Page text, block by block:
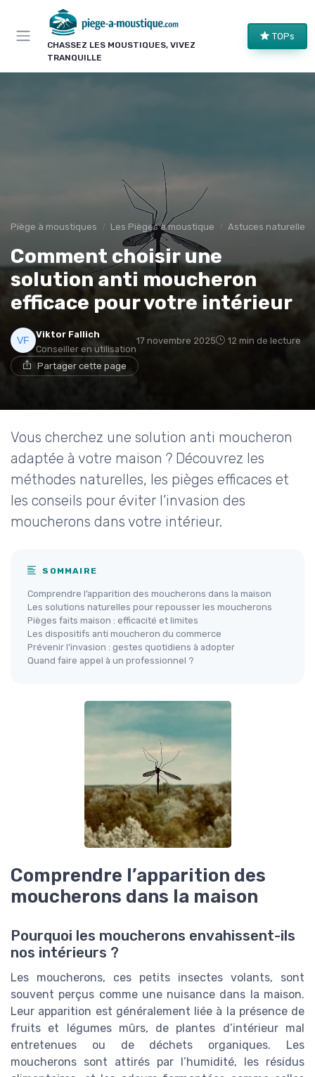
CHASSEZ LES MOUSTIQUES, VIVEZ
TRANQUILLE
TOPs
Piège à moustiques Les Pièges à moustique Astuces naturelles
Comment choisir une
solution anti moucheron
efficace pour votre intérieur
Viktor Fallich
Conseiller en utilisation
17 novembre 2025 12 min de lecture
Partager cette page
Vous cherchez une solution anti moucheron
adaptée à votre maison ? Découvrez les
méthodes naturelles, les pièges efficaces et
les conseils pour éviter l’invasion des
moucherons dans votre intérieur.
SOMMAIRE
Comprendre l’apparition des moucherons dans la maison
Les solutions naturelles pour repousser les moucherons
Pièges faits maison : efficacité et limites
Les dispositifs anti moucheron du commerce
Prévenir l’invasion : gestes quotidiens à adopter
Quand faire appel à un professionnel ?
Comprendre l’apparition des
moucherons dans la maison
Pourquoi les moucherons envahissent-ils
nos intérieurs ?
Les moucherons, ces petits insectes volants, sont
souvent perçus comme une nuisance dans la maison.
Leur apparition est généralement liée à la présence de
fruits et légumes mûrs, de plantes d’intérieur mal
entretenues ou de déchets organiques. Les
moucherons sont attirés par l’humidité, les résidus
Panneau de gestion des cookies